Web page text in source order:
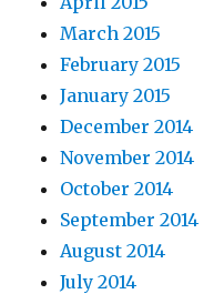
March 2015
February 2015
January 2015
December 2014
November 2014
October 2014
September 2014
August 2014
July 2014